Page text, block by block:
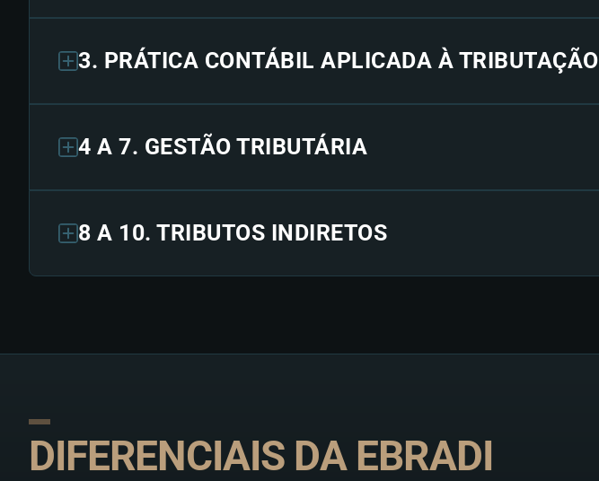
3. PRÁTICA CONTÁBIL APLICADA À TRIBUTAÇÃO
4 A 7. GESTÃO TRIBUTÁRIA
8 A 10. TRIBUTOS INDIRETOS
DIFERENCIAIS DA EBRADI